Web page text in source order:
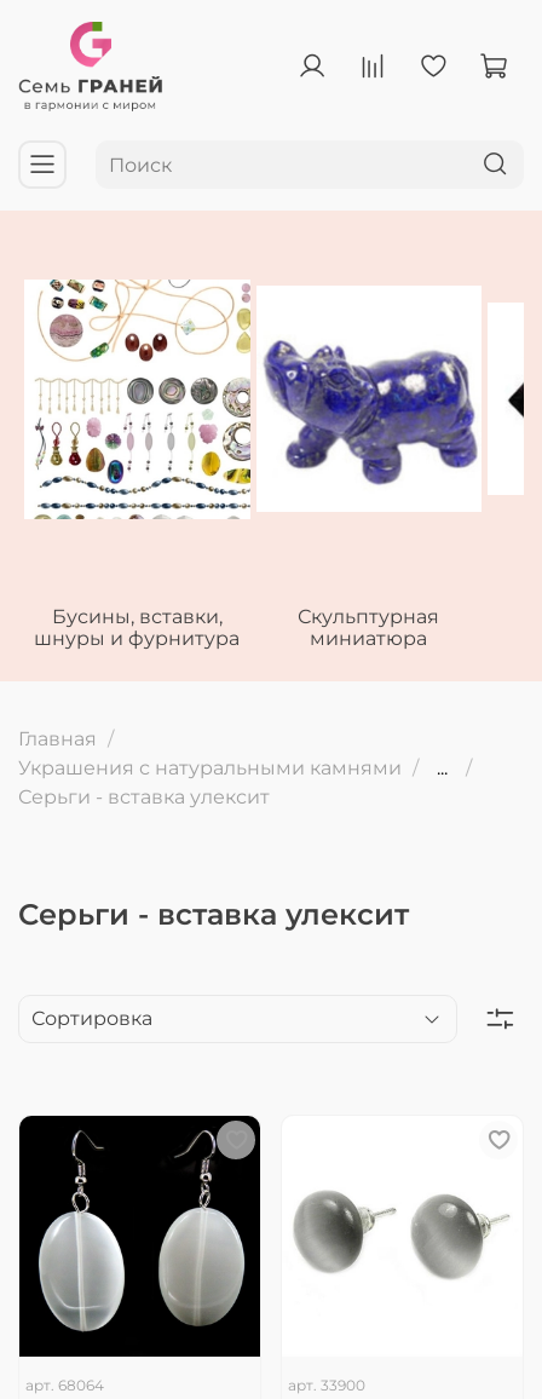
Бусины, вставки,
шнуры и фурнитура
Скульптурная
миниатюра
Главная
Украшения с натуральными камнями
...
Серьги - вставка улексит
Серьги - вставка улексит
арт. 68064 арт. 33900